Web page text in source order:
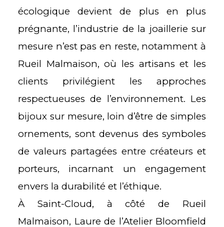
écologique devient de plus en plus
prégnante, l’industrie de la joaillerie sur
mesure n’est pas en reste, notamment à
Rueil Malmaison, où les artisans et les
clients privilégient les approches
respectueuses de l’environnement. Les
bijoux sur mesure, loin d’être de simples
ornements, sont devenus des symboles
de valeurs partagées entre créateurs et
porteurs, incarnant un engagement
envers la durabilité et l’éthique.
À Saint-Cloud, à côté de Rueil
Malmaison, Laure de l’Atelier Bloomfield